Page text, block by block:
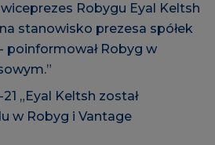
Robygu Eyal Keltsh
stanowisko prezesa spółek
poinformował Robyg w
„Eyal Keltsh został
w Robyg i Vantage